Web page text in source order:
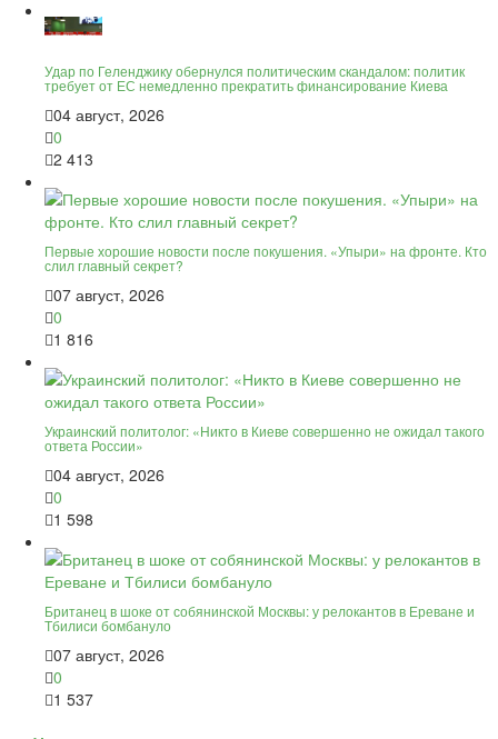
Удар по Геленджику обернулся политическим скандалом: политик
требует от ЕС немедленно прекратить финансирование Киева
04 август, 2026
0
2 413
Первые хорошие новости после покушения. «Упыри» на фронте. Кто
слил главный секрет?
07 август, 2026
0
1 816
Украинский политолог: «Никто в Киеве совершенно не ожидал такого
ответа России»
04 август, 2026
0
1 598
Британец в шоке от собянинской Москвы: у релокантов в Ереване и
Тбилиси бомбануло
07 август, 2026
0
1 537